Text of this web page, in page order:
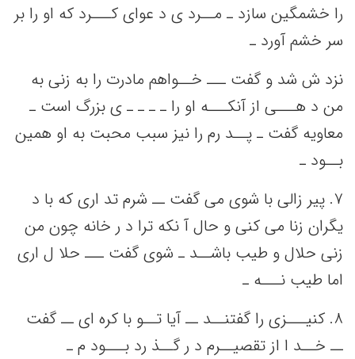
را خشمگین‌ سازد ـ مــرد ی د عوای کـــرد که‌ او را بر
سر خشم‌ آورد ـ
نزد ش شد و گفت‌ ـــ خــواهم‌ مادرت را به‌ زنی‌ به‌
من‌ د هـــی‌ از آنکـــه‌ او را ـ ـ ـ ـ ی بزرگ است‌ ـ
معاویه‌ گفت‌ ـ پــد رم را نیز سبب‌ محبت‌ به‌ او همین‌
بــود ـ
٧. پیر زالی‌ با شوی می‌ گفت‌ ــ شرم تد اری که‌ با د
یگران زنا می‌ کنی‌ و حال آ نکه‌ ترا د ر خانه‌ چون من‌
زنی‌ حلال و طیب‌ باشــد ـ شوی گفت‌ ـــ حلا ل اری
اما طیب‌ نـــه‌ ـ
٨. کنیـــزی را گفتنــد ــ آیا تــو با کره ای ــ گفت‌
ــ خــد ا از تقصیــرم د ر گــذ رد بـــود م ـ